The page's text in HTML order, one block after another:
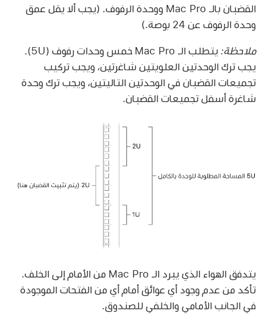
القضبان بالـ Mac Pro ووحدة الرفوف. (يجب ألا يقل عمق
وحدة الرفوف عن 24 بوصة.)
ملاحظة:
يتطلب الـ Mac Pro خمس وحدات رفوف (5U).
يجب ترك الوحدتين العلويتين شاغرتين، ويجب تركيب
تجميعات القضبان في الوحدتين التاليتين، ويجب ترك وحدة
شاغرة أسفل تجميعات القضبان.
يتدفق الهواء الذي يبرد الـ Mac Pro من الأمام إلى الخلف.
تأكد من عدم وجود أي عوائق أمام أي من الفتحات الموجودة
في الجانب الأمامي والخلفي للصندوق.